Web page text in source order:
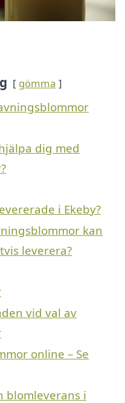
gömma
dig med
i Ekeby?
kan
leverera?
vid val av
online – Se
blomleverans i